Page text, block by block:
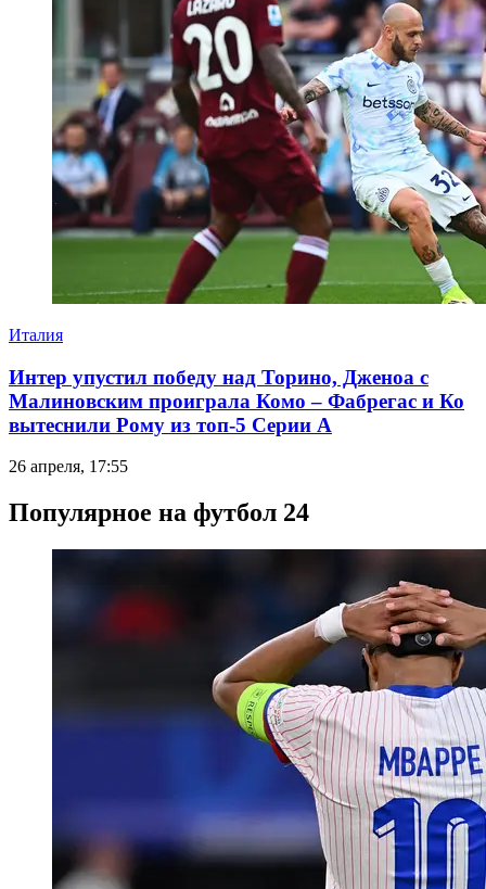
Италия
Интер упустил победу над Торино, Дженоа с
Малиновским проиграла Комо – Фабрегас и Ко
вытеснили Рому из топ-5 Серии А
26 апреля, 17:55
Популярное на футбол 24